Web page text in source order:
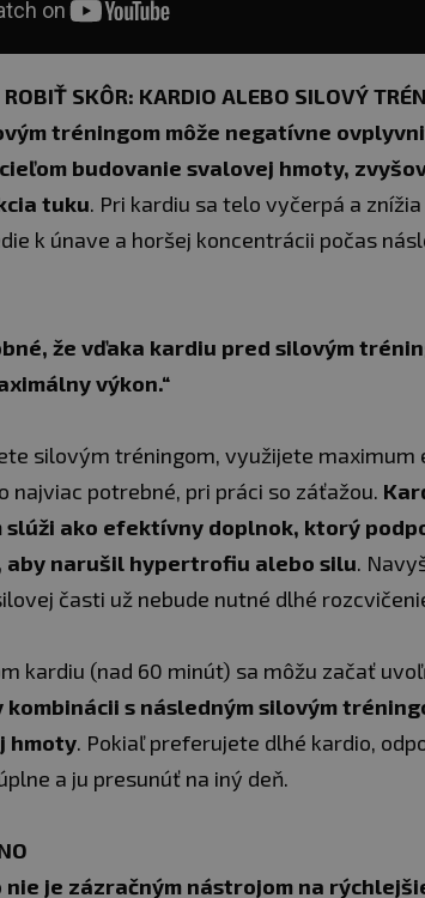
SKÔR: KARDIO ALEBO SILOVÝ
tréningom môže negatívne
budovanie svalovej hmoty,
tuku. Pri kardiu sa telo vyčerpá a
k únave a horšej koncentrácii počas
že vďaka kardiu pred silovým
výkon.“
silovým tréningom, využijete maximum
najviac potrebné, pri práci so záťažou.
ako efektívny doplnok, ktorý
aby narušil hypertrofiu alebo silu.
časti už nebude nutné dlhé
kardiu (nad 60 minút) sa môžu začať
kombinácii s následným silovým
hmoty. Pokiaľ preferujete dlhé kardio,
a ju presunúť na iný deň.
nie je zázračným nástrojom na